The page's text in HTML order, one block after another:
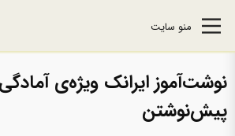
منو سایت
نوشت‌آموز ایرانک ویژه‌ی
پیش‌نوشتن